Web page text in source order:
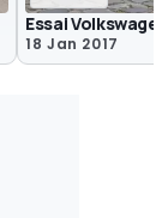
Essai
18 Jan 2017